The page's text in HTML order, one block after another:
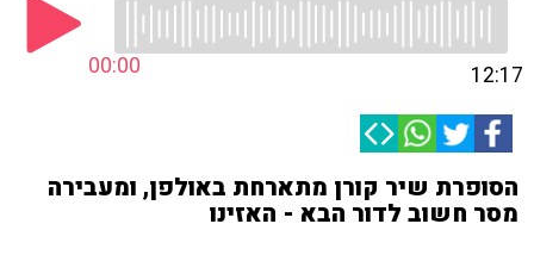
00:00 12:17
הסופרת שיר קורן מתארחת באולפן, ומעבירה
מסר חשוב לדור הבא - האזינו